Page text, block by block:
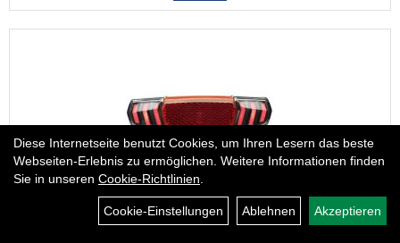
Busch + Müller Rücklicht Dart Plus
Diese Internetseite benutzt Cookies, um Ihren Lesern das beste
Webseiten-Erlebnis zu ermöglichen. Weitere Informationen finden
Sie in unseren Cookie-Richtlinien
Cookie-Einstellungen Ablehnen Akzeptieren